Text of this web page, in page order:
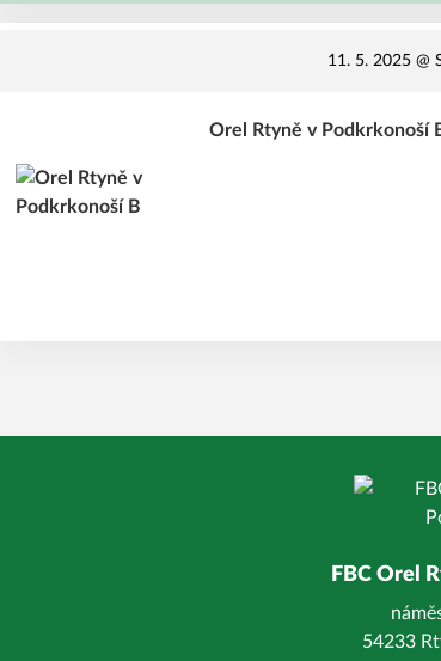
11. 5. 2025@
Orel Rtyně v Podkrkonoší
FBC Orel
54233